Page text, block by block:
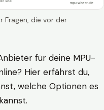
die vor der
für deine MPU-
Hier erfährst du,
welche Optionen es